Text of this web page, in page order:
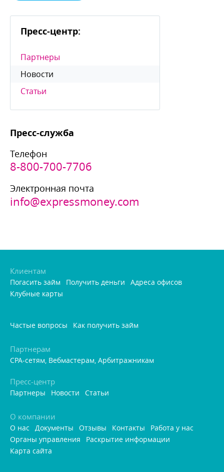
Пресс-центр:
Партнеры
Новости
Статьи
Пресс-служба
Телефон
8-800-700-7706
Электронная почта
info@expressmoney.com
Клиентам
Погасить займ Получить деньги
Адреса офисо
Клубные карты
Частые вопросы Как получить займ
Партнерам
CPA-сетям, Вебмастерам, Арбитражникам
Пресс-центр
Партнеры Новости Статьи
О компании
О нас Документы Отзывы Контакты
Работа у нас
Органы управления
Раскрытие информации
Карта сайта